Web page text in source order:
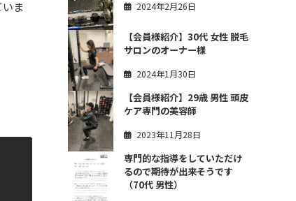
ま
2024年2月26日
【会員様紹介】30代 女性 脱毛
サロンのオーナー様
2024年1月30日
【会員様紹介】29歳 男性 頭皮
ケア専門の美容師
2023年11月28日
専門的な指導をしていただけ
るので期待が出来そうです
（70代 男性）